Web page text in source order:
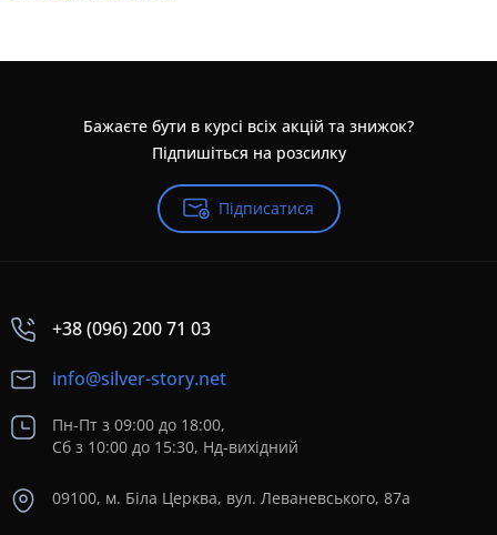
Бажаєте бути в курсі всіх акцій та знижок?
Підпишіться на розсилку
Підписатися
+38 (096) 200 71 03
info@silver-story.net
Пн-Пт з 09:00 до 18:00,
Сб з 10:00 до 15:30, Нд-вихідний
09100, м. Біла Церква, вул. Леваневського, 87а